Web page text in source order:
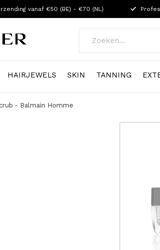
HAIRJEWELS SKIN TANNING
vanaf €50 (BE) - €70 (NL)
- Balmain Homme